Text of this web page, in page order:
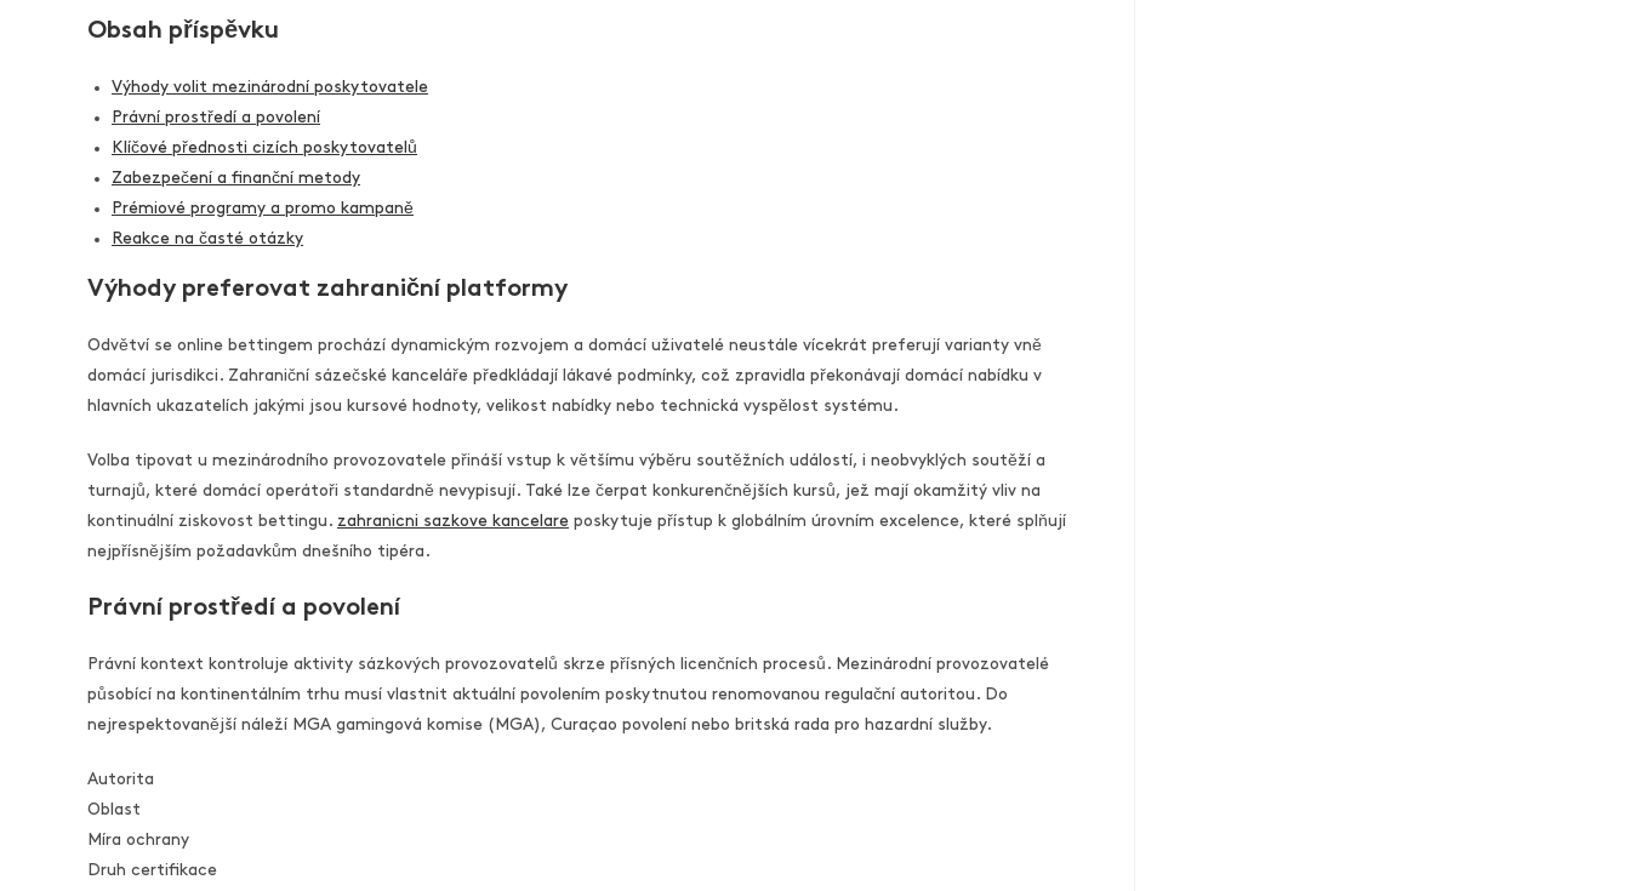
Obsah příspěvku
Výhody volit mezinárodní poskytovatele
Právní prostředí a povolení
Klíčové přednosti cizích poskytovatelů
Zabezpečení a finanční metody
Prémiové programy a promo kampaně
Reakce na časté otázky
Výhody preferovat zahraniční platformy
Odvětví se online bettingem prochází dynamickým rozvojem a domácí uživatelé neustále vícekrát preferují varianty vně
domácí jurisdikci. Zahraniční sázečské kanceláře předkládají lákavé podmínky, což zpravidla překonávají domácí nabídku v
hlavních ukazatelích jakými jsou kursové hodnoty, velikost nabídky nebo technická vyspělost systému.
Volba tipovat u mezinárodního provozovatele přináší vstup k většímu výběru soutěžních událostí, i neobvyklých soutěží a
turnajů, které domácí operátoři standardně nevypisují. Také lze čerpat konkurenčnějších kursů, jež mají okamžitý vliv na
kontinuální ziskovost bettingu. zahranicni sazkove kancelare poskytuje přístup k globálním úrovním excelence, které splňují
nejpřísnějším požadavkům dnešního tipéra.
Právní prostředí a povolení
Právní kontext kontroluje aktivity sázkových provozovatelů skrze přísných licenčních procesů. Mezinárodní provozovatelé
působící na kontinentálním trhu musí vlastnit aktuální povolením poskytnutou renomovanou regulační autoritou. Do
nejrespektovanější náleží MGA gamingová komise (MGA), Curaçao povolení nebo britská rada pro hazardní služby.
Autorita
Oblast
Míra ochrany
Druh certifikace